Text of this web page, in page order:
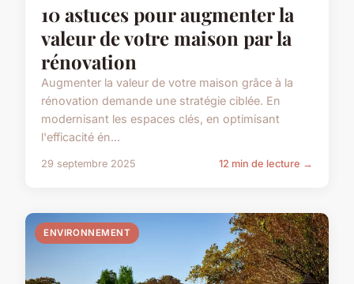
10 astuces pour augmenter la
valeur de votre maison par la
rénovation
Augmenter la valeur de votre maison grâce à la
rénovation demande une stratégie ciblée. En
modernisant les espaces clés, en optimisant
l'efficacité én...
29 septembre 2025 12 min de lecture →
ENVIRONNEMENT